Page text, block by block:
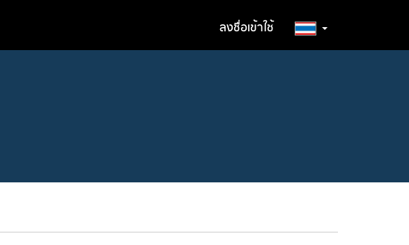
ลงชื่อเข้าใช้